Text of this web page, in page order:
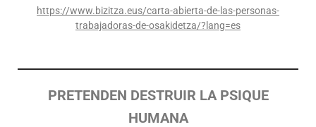
https://www.bizitza.eus/carta-abierta-de-las-personas-
trabajadoras-de-osakidetza/?lang=es
PRETENDEN DESTRUIR LA PSIQUE
HUMANA